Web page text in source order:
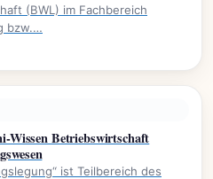
(BWL) im Fachbereich
bzw.…
Wissen Betriebswirtschaft
ist Teilbereich des